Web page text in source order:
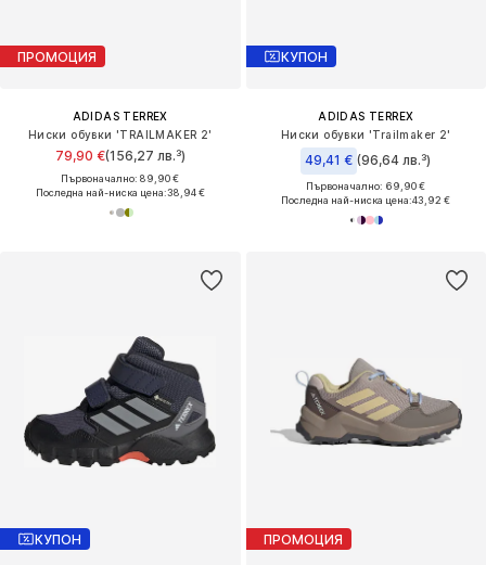
ПРОМОЦИЯ
ADIDAS TERREX
Ниски обувки 'TRAILMAKER 2'
79,90 €(156,27 лв.³)
Първоначално: 89,90 €
Последна най-ниска цена:38,94 €
КУПОН
ADIDAS TERREX
Ниски обувки 'Trailmaker 2'
49,41 € (96,64 лв.³)
Първоначално: 69,90 €
Последна най-ниска цена:43,92 €
КУПОН ПРОМОЦИЯ